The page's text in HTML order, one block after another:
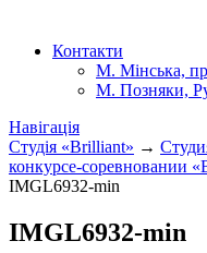
Контакти
М. Мінська,
М. Позняки,
Навігація
Студія «Brilliant» →
конкурсе-соревновании
IMGL6932-min
IMGL6932-min